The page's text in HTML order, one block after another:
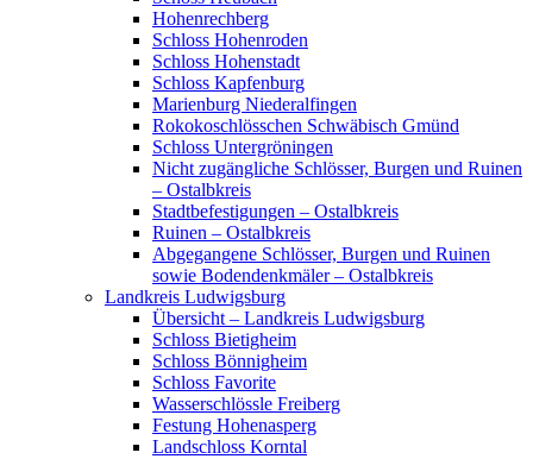
Hohenrechberg
Schloss Hohenroden
Schloss Hohenstadt
Schloss Kapfenburg
Marienburg Niederalfingen
Rokokoschlösschen Schwäbisch Gmünd
Schloss Untergröningen
Nicht zugängliche Schlösser, Burgen und Ruinen
– Ostalbkreis
Stadtbefestigungen – Ostalbkreis
Ruinen – Ostalbkreis
Abgegangene Schlösser, Burgen und Ruinen
sowie Bodendenkmäler – Ostalbkreis
Landkreis Ludwigsburg
Übersicht – Landkreis Ludwigsburg
Schloss Bietigheim
Schloss Bönnigheim
Schloss Favorite
Wasserschlössle Freiberg
Festung Hohenasperg
Landschloss Korntal